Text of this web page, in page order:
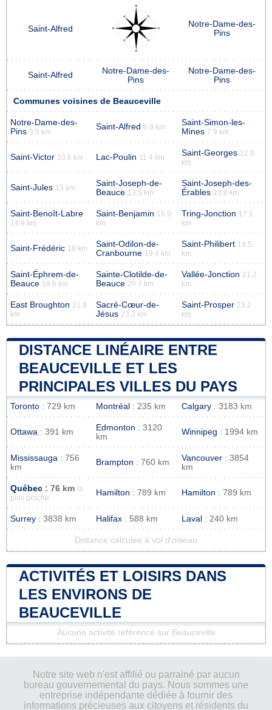
Saint-Alfred
Notre-Dame-des-
Pins
Saint-Alfred
Notre-Dame-des-
Pins
Notre-Dame-des-
Pins
Communes voisines de Beauceville
Notre-Dame-des-
Pins 5.5 km
Saint-Alfred 6.8 km
Saint-Simon-les-
Mines 7.9 km
Saint-Victor 10.6 km Lac-Poulin 11.4 km Saint-Georges 12.9
km
Saint-Jules 13 km
Saint-Joseph-de-
Beauce 13.5 km
Saint-Joseph-des-
Érables 13.8 km
Saint-Benoît-Labre
14.9 km
Saint-Benjamin 16.9
km
Tring-Jonction 17.1
km
Saint-Frédéric 18 km
Saint-Odilon-de-
Cranbourne 19.4 km
Saint-Philibert 19.5
km
Saint-Éphrem-de-
Beauce 19.6 km
Sainte-Clotilde-de-
Beauce 20.7 km
Vallée-Jonction 21.2
km
East Broughton 21.9
km
Sacré-Cœur-de-
Jésus 23.2 km
Saint-Prosper 23.2
km
DISTANCE LINÉAIRE ENTRE
BEAUCEVILLE ET LES
PRINCIPALES VILLES DU PAYS
Toronto : 729 km Montréal : 235 km Calgary : 3183 km
Ottawa : 391 km Edmonton : 3120
km
Winnipeg : 1994 km
Mississauga : 756
km
Brampton : 760 km Vancouver : 3854
km
Québec : 76 km
la
plus proche
Hamilton : 789 km Hamilton : 789 km
Surrey : 3838 km Halifax : 588 km Laval : 240 km
Distance calculée à vol d'oiseau
ACTIVITÉS ET LOISIRS DANS
LES ENVIRONS DE
BEAUCEVILLE
Aucune activité référencé sur Beauceville
Notre site web n'est affilié ou parrainé par aucun
bureau gouvernemental du pays. Nous sommes une
entreprise indépendante dédiée à fournir des
informations précieuses aux citoyens et résidents du